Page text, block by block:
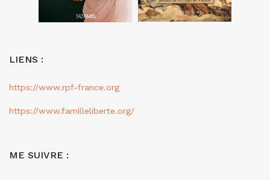
LIENS :
https://www.rpf-france.org
https://www.familleliberte.org/
ME SUIVRE :